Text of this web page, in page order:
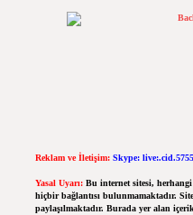
Reklam ve İletişim: Skype:
Yasal Uyarı: Bu internet sitesi,
hiçbir bağlantısı bulunmamaktadır.
paylaşılmaktadır. Burada yer alan